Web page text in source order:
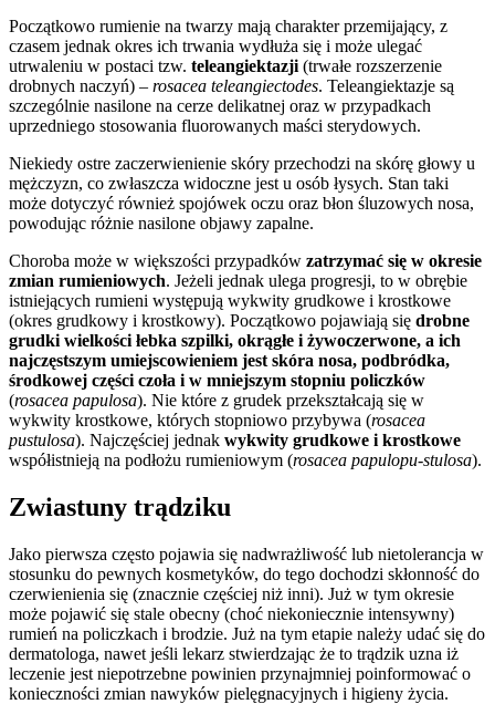
Początkowo rumienie na twarzy mają charakter przemijający, z
czasem jednak okres ich trwania wydłuża się i może ulegać
utrwaleniu w postaci tzw. teleangiektazji (trwałe rozszerzenie
drobnych naczyń) – rosacea teleangiectodes. Teleangiektazje są
szczególnie nasilone na cerze delikatnej oraz w przypadkach
uprzedniego stosowania fluorowanych maści sterydowych.
Niekiedy ostre zaczerwienienie skóry przechodzi na skórę głowy u
mężczyzn, co zwłaszcza widoczne jest u osób łysych. Stan taki
może dotyczyć również spojówek oczu oraz błon śluzowych nosa,
powodując różnie nasilone objawy zapalne.
Choroba może w większości przypadków zatrzymać się w okresie
zmian rumieniowych. Jeżeli jednak ulega progresji, to w obrębie
istniejących rumieni występują wykwity grudkowe i krostkowe
(okres grudkowy i krostkowy). Początkowo pojawiają się drobne
grudki wielkości łebka szpilki, okrągłe i żywoczerwone, a ich
najczęstszym umiejscowieniem jest skóra nosa, podbródka,
środkowej części czoła i w mniejszym stopniu policzków
(rosacea papulosa). Nie które z grudek przekształcają się w
wykwity krostkowe, których stopniowo przybywa (rosacea
pustulosa). Najczęściej jednak wykwity grudkowe i krostkowe
współistnieją na podłożu rumieniowym (rosacea papulopu-stulosa).
Zwiastuny trądziku
Jako pierwsza często pojawia się nadwrażliwość lub nietolerancja w
stosunku do pewnych kosmetyków, do tego dochodzi skłonność do
czerwienienia się (znacznie częściej niż inni). Już w tym okresie
może pojawić się stale obecny (choć niekoniecznie intensywny)
rumień na policzkach i brodzie. Już na tym etapie należy udać się do
dermatologa, nawet jeśli lekarz stwierdzając że to trądzik uzna iż
leczenie jest niepotrzebne powinien przynajmniej poinformować o
konieczności zmian nawyków pielęgnacyjnych i higieny życia.